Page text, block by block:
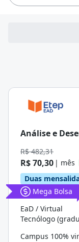
Análise e
R$ 482,31
R$ 70,30 | mês
Duas
Mega Bolsa
EaD / Virtual
Tecnólogo
Campus 100%